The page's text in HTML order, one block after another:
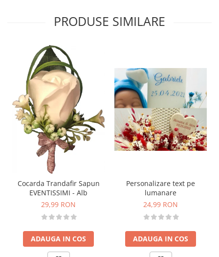
PRODUSE SIMILARE
Cocarda Trandafir Sapun
EVENTISSIMI - Alb
29,99 RON
ADAUGA IN COS
Personalizare text pe
lumanare
24,99 RON
ADAUGA IN COS